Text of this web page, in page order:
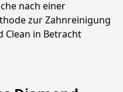
nach einer
zur Zahnreinigung
Clean in Betracht